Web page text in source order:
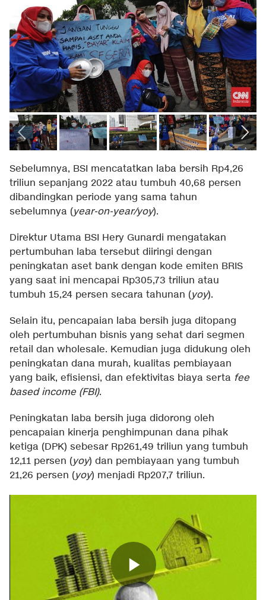
Sebelumnya, BSI mencatatkan laba bersih Rp4,26
triliun sepanjang 2022 atau tumbuh 40,68 persen
dibandingkan periode yang sama tahun
sebelumnya (year-on-year/yoy).
Direktur Utama BSI Hery Gunardi mengatakan
pertumbuhan laba tersebut diiringi dengan
peningkatan aset bank dengan kode emiten BRIS
yang saat ini mencapai Rp305,73 triliun atau
tumbuh 15,24 persen secara tahunan (yoy).
Selain itu, pencapaian laba bersih juga ditopang
oleh pertumbuhan bisnis yang sehat dari segmen
retail dan wholesale. Kemudian juga didukung oleh
peningkatan dana murah, kualitas pembiayaan
yang baik, efisiensi, dan efektivitas biaya serta fee
based income (FBI).
Peningkatan laba bersih juga didorong oleh
pencapaian kinerja penghimpunan dana pihak
ketiga (DPK) sebesar Rp261,49 triliun yang tumbuh
12,11 persen (yoy) dan pembiayaan yang tumbuh
21,26 persen (yoy) menjadi Rp207,7 triliun.